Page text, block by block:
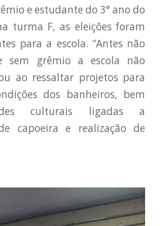
e estudante do 3° ano do
turma F, as eleições foram
para a escola. “Antes não
sem grêmio a escola não
ao ressaltar projetos para
dos banheiros, bem
culturais ligadas a
capoeira e realização de